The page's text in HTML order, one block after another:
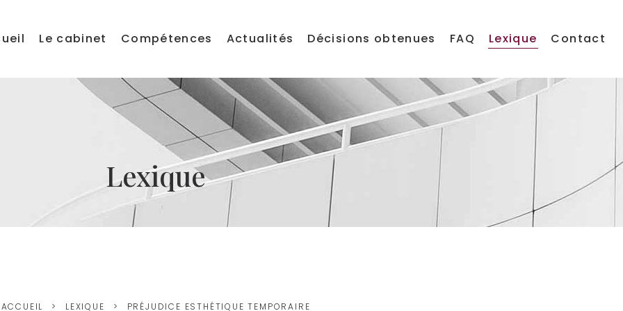
Le cabinet Compétences Actualités Décisions obtenues FAQ Lexique Contact
Lexique
ACCUEIL LEXIQUE PRÉJUDICE ESTHÉTIQUE TEMPORAIRE